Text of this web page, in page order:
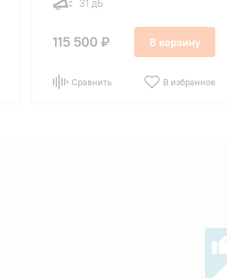
31 дБ
115 500 ₽ В корзину
Сравнить В избранное